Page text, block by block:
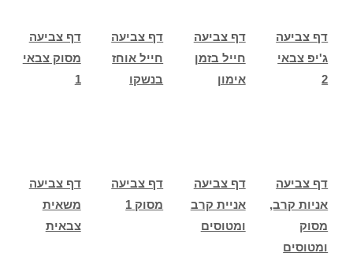
דף צביעה
מסוק צבאי
1
דף צביעה
חייל אוחז
בנשקו
דף צביעה
חייל בזמן
אימון
דף צביעה
ג'יפ צבאי
2
דף צביעה
משאית
צבאית
דף צביעה
מסוק 1
דף צביעה
אניית קרב
ומטוסים
דף צביעה
אניות קרב,
מסוק
ומטוסים